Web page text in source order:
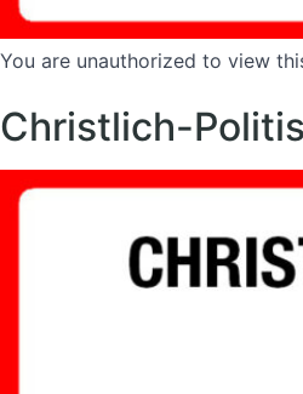
You are unauthorized to view
Christlich-